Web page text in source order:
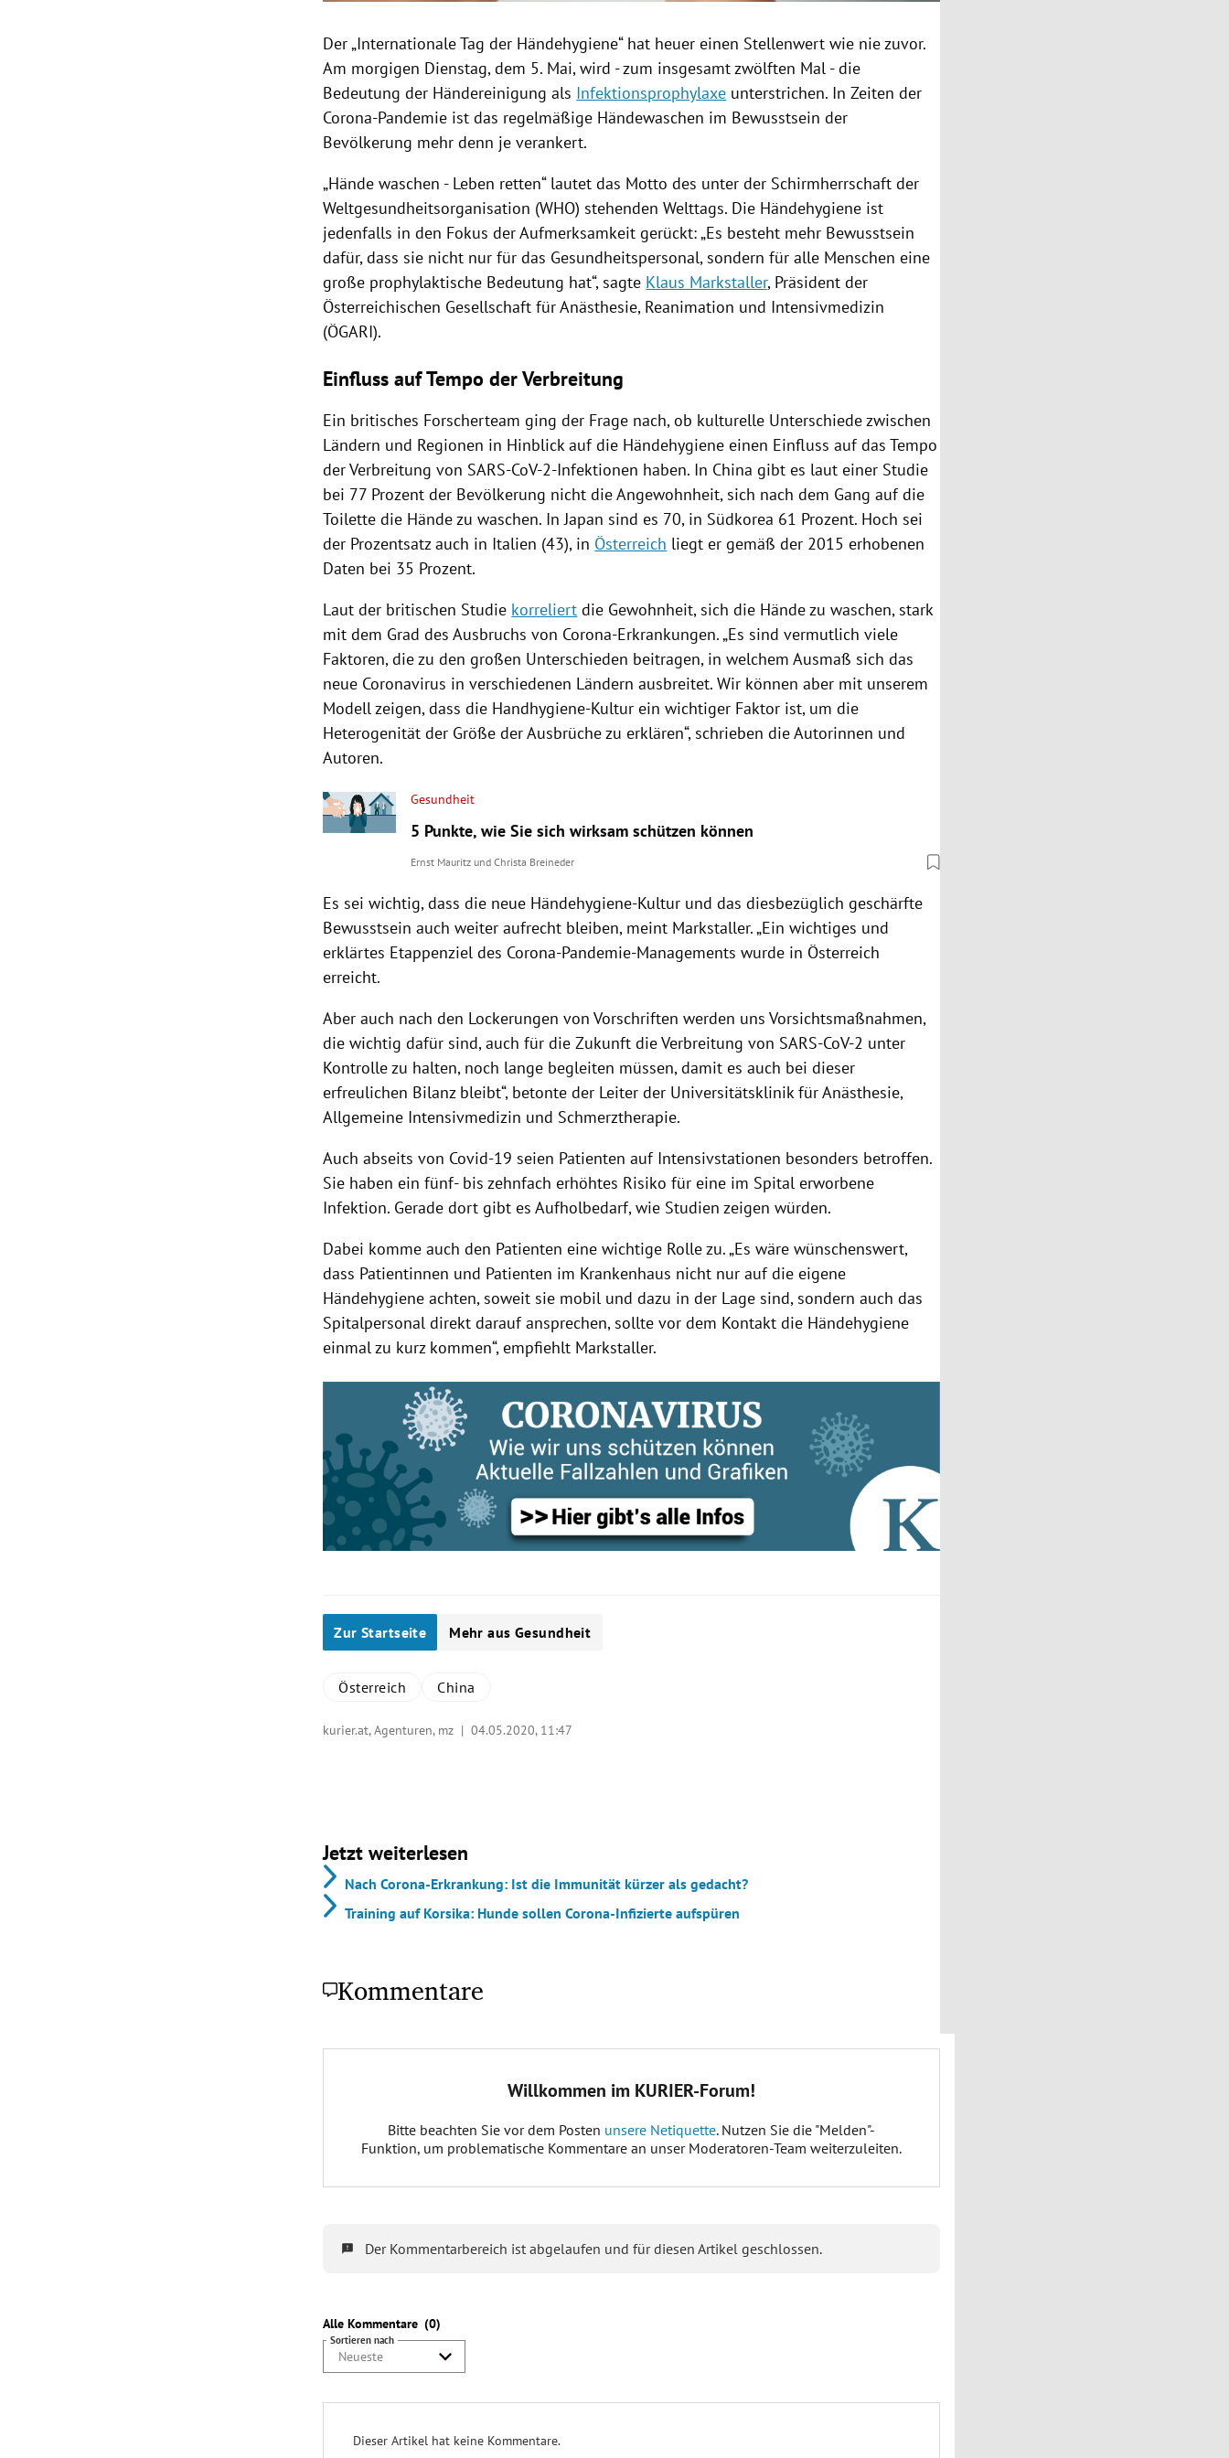
Der „Internationale Tag der Händehygiene“ hat heuer einen Stellenwert wie nie zuvor.
Am morgigen Dienstag, dem 5. Mai, wird - zum insgesamt zwölften Mal - die
Bedeutung der Händereinigung als Infektionsprophylaxe unterstrichen. In Zeiten der
Corona-Pandemie ist das regelmäßige Händewaschen im Bewusstsein der
Bevölkerung mehr denn je verankert.
„Hände waschen - Leben retten“ lautet das Motto des unter der Schirmherrschaft der
Weltgesundheitsorganisation (WHO) stehenden Welttags. Die Händehygiene ist
jedenfalls in den Fokus der Aufmerksamkeit gerückt: „Es besteht mehr Bewusstsein
dafür, dass sie nicht nur für das Gesundheitspersonal, sondern für alle Menschen eine
große prophylaktische Bedeutung hat“, sagte Klaus Markstaller, Präsident der
Österreichischen Gesellschaft für Anästhesie, Reanimation und Intensivmedizin
(ÖGARI).
Einfluss auf Tempo der Verbreitung
Ein britisches Forscherteam ging der Frage nach, ob kulturelle Unterschiede zwischen
Ländern und Regionen in Hinblick auf die Händehygiene einen Einfluss auf das Tempo
der Verbreitung von SARS-CoV-2-Infektionen haben. In China gibt es laut einer Studie
bei 77 Prozent der Bevölkerung nicht die Angewohnheit, sich nach dem Gang auf die
Toilette die Hände zu waschen. InJapan sind es 70, in Südkorea 61 Prozent. Hoch sei
der Prozentsatz auch in Italien (43), in Österreich liegt er gemäß der 2015 erhobenen
Daten bei 35 Prozent.
Laut der britischen Studie korreliert die Gewohnheit, sich die Hände zu waschen, stark
mit dem Grad des Ausbruchs von Corona-Erkrankungen. „Es sind vermutlich viele
Faktoren, die zu den großen Unterschieden beitragen, in welchem Ausmaß sich das
neue Coronavirus in verschiedenen Ländern ausbreitet. Wir können aber mit unserem
Modell zeigen, dass die Handhygiene-Kultur ein wichtiger Faktor ist, um die
Heterogenität der Größe der Ausbrüche zu erklären“, schrieben die Autorinnen und
Autoren.
Gesundheit
5 Punkte, wie Sie sich wirksam schützen können
Ernst Mauritz undChrista Breineder
Es sei wichtig, dass die neue Händehygiene-Kultur und das diesbezüglich geschärfte
Bewusstsein auch weiter aufrecht bleiben, meint Markstaller. „Ein wichtiges und
erklärtes Etappenziel des Corona-Pandemie-Managements wurde in Österreich
erreicht.
Aber auch nach den Lockerungen von Vorschriften werden uns Vorsichtsmaßnahmen,
die wichtig dafür sind, auch für die Zukunft die Verbreitung von SARS-CoV-2 unter
Kontrolle zu halten, noch lange begleiten müssen, damit es auch bei dieser
erfreulichen Bilanz bleibt“, betonte der Leiter der Universitätsklinik für Anästhesie,
Allgemeine Intensivmedizin und Schmerztherapie.
Auch abseits von Covid-19 seien Patienten auf Intensivstationen besonders betroffen.
Sie haben ein fünf- bis zehnfach erhöhtes Risiko für eine im Spital erworbene
Infektion. Gerade dort gibt es Aufholbedarf, wie Studien zeigen würden.
Dabei komme auch den Patienten eine wichtige Rolle zu. „Es wäre wünschenswert,
dass Patientinnen und Patienten im Krankenhaus nicht nur auf die eigene
Händehygiene achten, soweit sie mobil und dazu in der Lage sind, sondern auch das
Spitalpersonal direkt darauf ansprechen, sollte vor dem Kontakt die Händehygiene
einmal zu kurz kommen“, empfiehlt Markstaller.
Zur Startseite Mehr aus Gesundheit
Österreich China
kurier.at, Agenturen, mz |04.05.2020, 11:47
Jetzt weiterlesen
Nach Corona-Erkrankung: Ist die Immunität kürzer als gedacht?
Training auf Korsika: Hunde sollen Corona-Infizierte aufspüren
Kommentare